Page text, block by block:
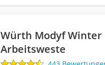
Würth Modyf Winter
Arbeitsweste